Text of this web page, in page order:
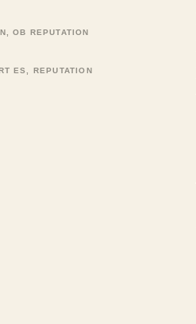
OB REPUTATION
ES, REPUTATION